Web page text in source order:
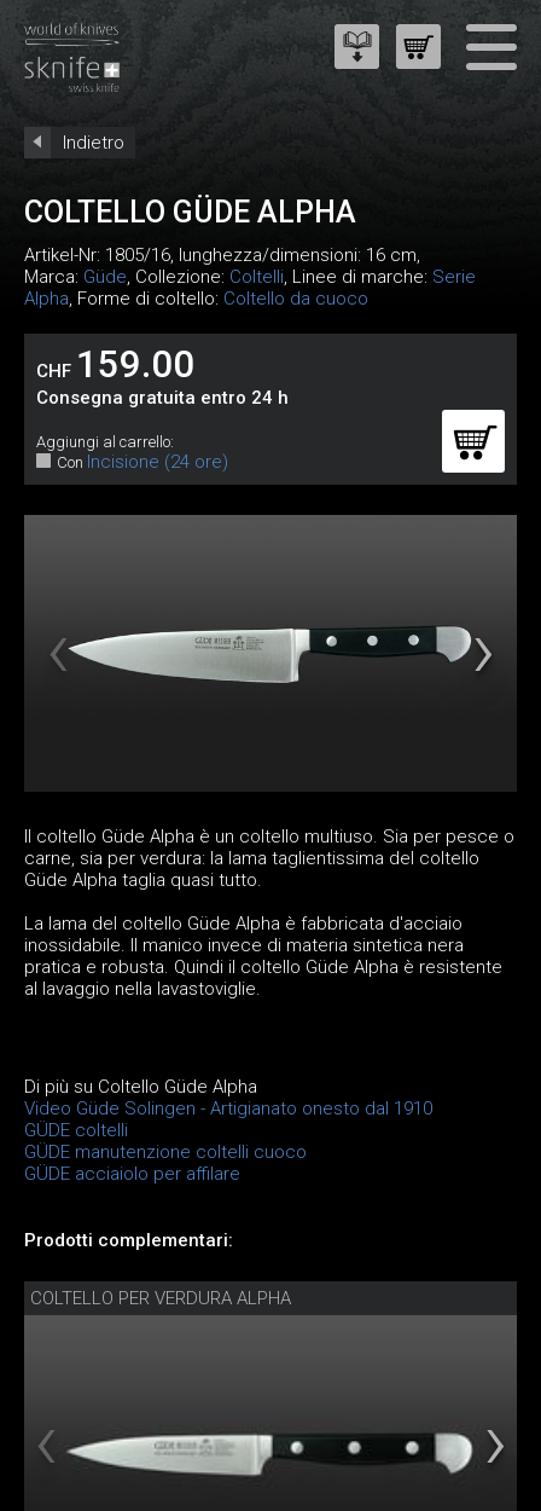
Indietro
COLTELLO GÜDE ALPHA
Artikel-Nr: 1805/16, lunghezza/dimensioni: 16 cm,
Marca: Güde, Collezione: Coltelli, Linee di marche: Serie
Alpha, Forme di coltello: Coltello da cuoco
CHF 159.00
Consegna gratuita entro 24 h
Aggiungi al carrello:
Con Incisione (24 ore)
Il coltello Güde Alpha è un coltello multiuso. Sia per pesce o
carne, sia per verdura: la lama taglientissima del coltello
Güde Alpha taglia quasi tutto.
La lama del coltello Güde Alpha è fabbricata d'acciaio
inossidabile. Il manico invece di materia sintetica nera
pratica e robusta. Quindi il coltello Güde Alpha è resistente
al lavaggio nella lavastoviglie.
Di più su Coltello Güde Alpha
Video Güde Solingen - Artigianato onesto dal 1910
GÜDE coltelli
GÜDE manutenzione coltelli cuoco
GÜDE acciaiolo per affilare
Prodotti complementari:
COLTELLO PER VERDURA ALPHA